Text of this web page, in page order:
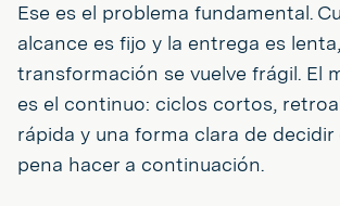
Ese es el problema fundamental.
alcance es fijo y la entrega es
transformación se vuelve frágil. El
es el continuo: ciclos cortos,
rápida y una forma clara de decidir
pena hacer a continuación.